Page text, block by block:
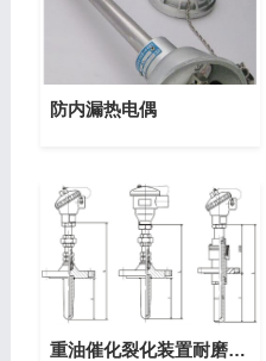
防内漏热电偶
重油催化裂化装置耐磨热电偶